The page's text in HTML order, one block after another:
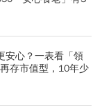
安心？一表看「領
存市值型，10年少